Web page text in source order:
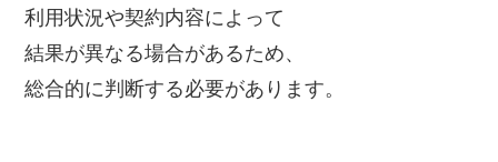
利用状況や契約内容によって
結果が異なる場合があるため、
総合的に判断する必要があります。